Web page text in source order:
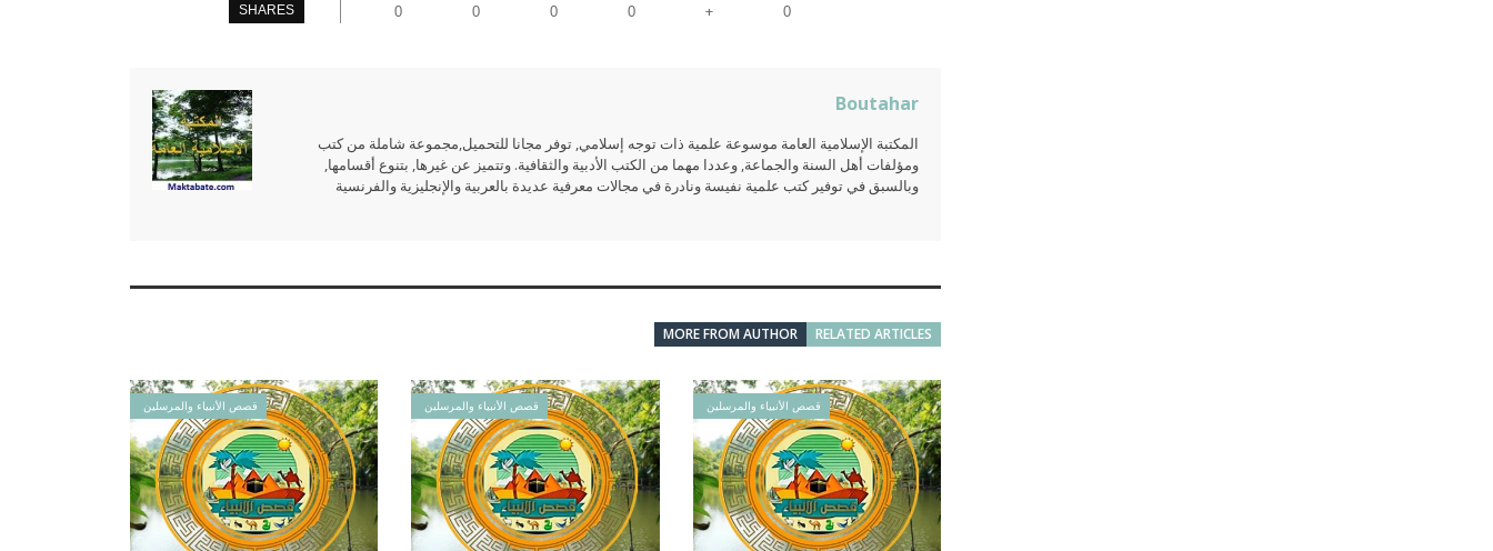
SHARES 0
+
0
0
0
0
Boutahar
المكتبة الإسلامية العامة موسوعة علمية ذات توجه إسلامي, توفر مجانا للتحميل,مجموعة شاملة من كتب
ومؤلفات أهل السنة والجماعة, وعددا مهما من الكتب الأدبية والثقافية. وتتميز عن غيرها, بتنوع أقسامها,
وبالسبق في توفير كتب علمية نفيسة ونادرة في مجالات معرفية عديدة بالعربية والإنجليزية والفرنسية
RELATED ARTICLES
MORE FROM AUTHOR
قصص الأنبياء والمرسلين قصص الأنبياء والمرسلين قصص الأنبياء والمرسلين